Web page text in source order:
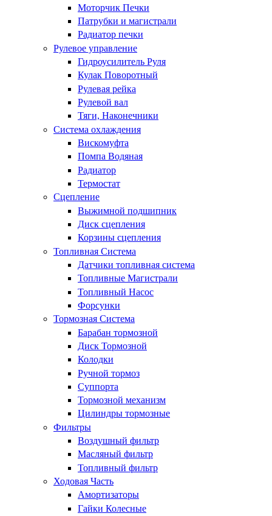
Моторчик Печки
Патрубки и магистрали
Радиатор печки
Рулевое управление
Гидроусилитель Руля
Кулак Поворотный
Рулевая рейка
Рулевой вал
Тяги, Наконечники
Система охлаждения
Вискомуфта
Помпа Водяная
Радиатор
Термостат
Сцепление
Выжимной подшипник
Диск сцепления
Корзины сцепления
Топливная Система
Датчики топливная система
Топливные Магистрали
Топливный Насос
Форсунки
Тормозная Система
Барабан тормозной
Диск Тормозной
Колодки
Ручной тормоз
Суппорта
Тормозной механизм
Цилиндры тормозные
Фильтры
Воздушный фильтр
Масляный фильтр
Топливный фильтр
Ходовая Часть
Амортизаторы
Гайки Колесные